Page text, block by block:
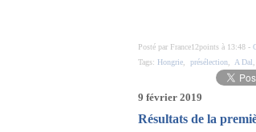
Posté par France12points à 13:48 -
Tags: Hongrie présélection A Dal
9 février 2019
Résultats de la